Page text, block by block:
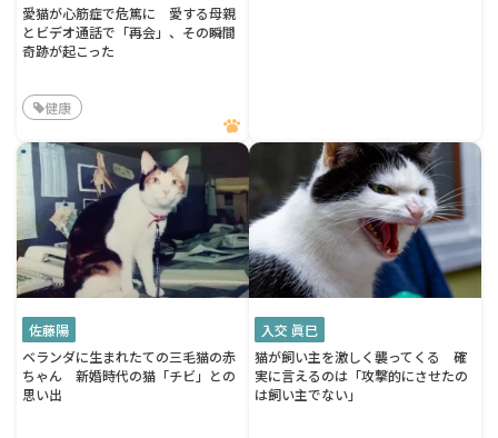
愛猫が心筋症で危篤に 愛する母親
とビデオ通話で「再会」、その瞬間
奇跡が起こった
健康
佐藤陽
ベランダに生まれたての三毛猫の赤
ちゃん 新婚時代の猫「チビ」との
思い出
入交 眞巳
猫が飼い主を激しく襲ってくる 確
実に言えるのは「攻撃的にさせたの
は飼い主でない」